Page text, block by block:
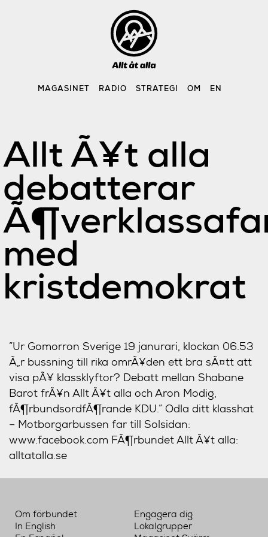
MAGASINET RADIO STRATEGI OM EN
Allt Ã¥t alla
debatterar
med
kristdemokrat
”Ur Gomorron Sverige 19 janurari, klockan 06.53
Ã„r bussning till rika omrÃ¥den ett bra sÃ¤tt att
visa pÃ¥ klassklyftor? Debatt mellan Shabane
Barot frÃ¥n Allt Ã¥t alla och Aron Modig,
fÃ¶rbundsordfÃ¶rande KDU.” Odla ditt klasshat
– Motborgarbussen far till Solsidan:
www.facebook.com FÃ¶rbundet Allt Ã¥t alla:
alltatalla.se
Om förbundet
In English
Engagera dig
Lokalgrupper